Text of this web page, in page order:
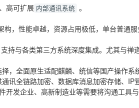
高可扩展 内部通讯系统 。
构，性能卓越，资源占用极低，单台普通
持与各类第三方系统深度集成。尤其与
，全面原生适配麒麟、统信等国产操作系
讯全链路加密、数据库消息加密存储、IP
开发企业、高新制造业等需要将沟通工具